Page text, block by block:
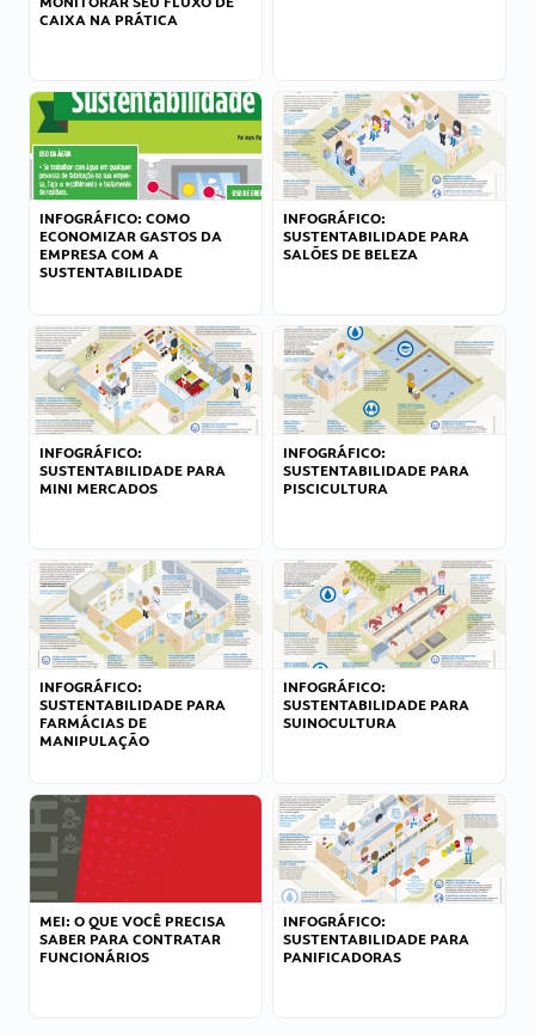
CAIXA NA PRÁTICA
INFOGRÁFICO: COMO
ECONOMIZAR GASTOS DA
EMPRESA COM A
SUSTENTABILIDADE
INFOGRÁFICO:
SUSTENTABILIDADE PARA
SALÕES DE BELEZA
INFOGRÁFICO:
SUSTENTABILIDADE PARA
MINI MERCADOS
INFOGRÁFICO:
SUSTENTABILIDADE PARA
PISCICULTURA
INFOGRÁFICO:
SUSTENTABILIDADE PARA
FARMÁCIAS DE
MANIPULAÇÃO
INFOGRÁFICO:
SUSTENTABILIDADE PARA
SUINOCULTURA
MEI: O QUE VOCÊ PRECISA
SABER PARA CONTRATAR
FUNCIONÁRIOS
INFOGRÁFICO:
SUSTENTABILIDADE PARA
PANIFICADORAS